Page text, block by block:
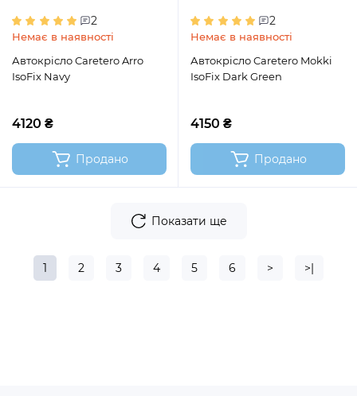
2
Немає в наявності
Автокрісло Caretero Arro
IsoFix Navy
4120 ₴
Продано
2
Немає в наявності
Автокрісло Caretero Mokki
IsoFix Dark Green
4150 ₴
Продано
Показати ще
1 2 3 4 5 6 > >|